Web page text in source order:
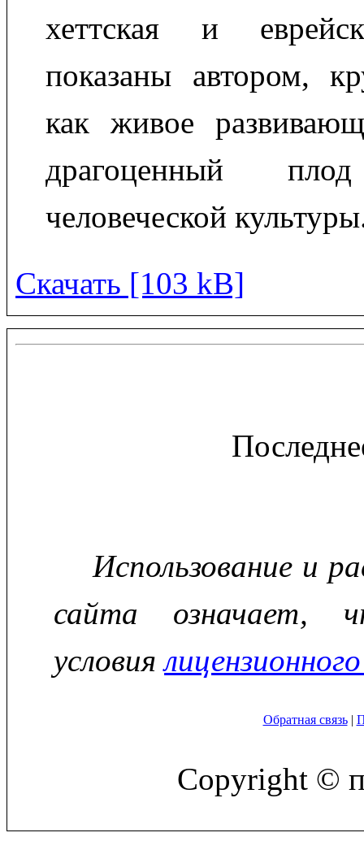
хеттская и
показаны автором,
как живое
драгоценный
человеческой
Скачать [103 kB]
Использование и
сайта означает,
условия
Обратная связь|
Copyright ©